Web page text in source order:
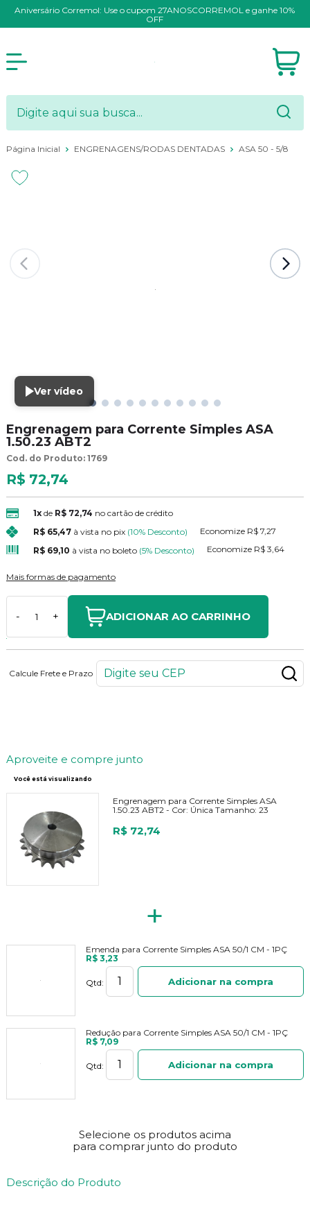
Aniversário Corremol: Use o cupom 27ANOSCORREMOL e ganhe 10%
OFF
Página Inicial ENGRENAGENS/RODAS DENTADAS ASA 50 - 5/8
Ver vídeo
Engrenagem para Corrente Simples ASA
1.50.23 ABT2
Cod. do Produto: 1769
R$ 72,74
1xde R$ 72,74 no cartão de crédito
R$ 65,47 à vista no pix (10% Desconto) Economize R$ 7,27
R$ 69,10 à vista no boleto (5% Desconto) Economize R$ 3,64
Mais formas de pagamento
- + ADICIONAR AO CARRINHO
Calcule Frete e Prazo
Aproveite e compre junto
Você está visualizando
Engrenagem para Corrente Simples ASA
1.50.23 ABT2 - Cor: Única Tamanho: 23
R$ 72,74
+
Emenda para Corrente Simples ASA 50/1 CM - 1PÇ
R$ 3,23
Qtd: Adicionar na compra
Redução para Corrente Simples ASA 50/1 CM - 1PÇ
R$ 7,09
Qtd: Adicionar na compra
Selecione os produtos acima
para comprar junto do produto
Descrição do Produto